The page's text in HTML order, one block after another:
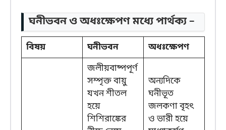
ঘনীভবন ও অধঃক্ষেপণ মধ্যে পার্থক্য –
বিষয় ঘনীভবন অধঃক্ষেপণ
জলীয়বাষ্পপূর্ণ
সম্পৃক্ত বায়ু
যখন শীতল
হয়ে
শিশিরাঙ্কের
অন্যদিকে
ঘনীভূত
জলকণা বৃহৎ
ও ভারী হয়ে